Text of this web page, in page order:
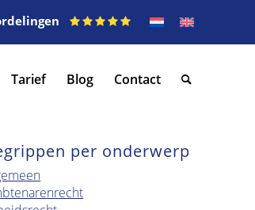
Tarief Blog Contact
per onderwerp